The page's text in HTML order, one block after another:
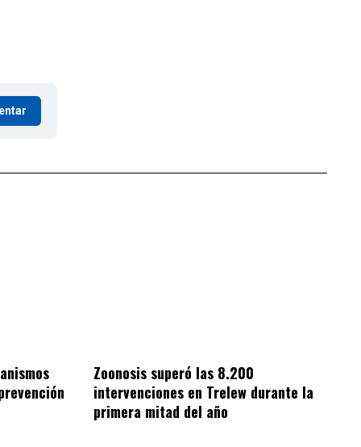
Zoonosis superó las 8.200
intervenciones en Trelew durante la
primera mitad del año